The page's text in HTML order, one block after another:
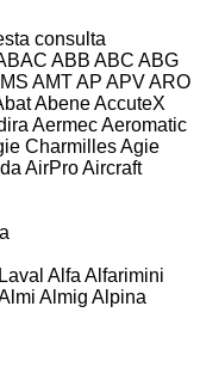
consulta
ABB ABC ABG
AMTAP APVARO
AbeneAccuteX
AermecAeromatic
CharmillesAgie
AirProAircraft
Alfa Alfarimini
Almig Alpina